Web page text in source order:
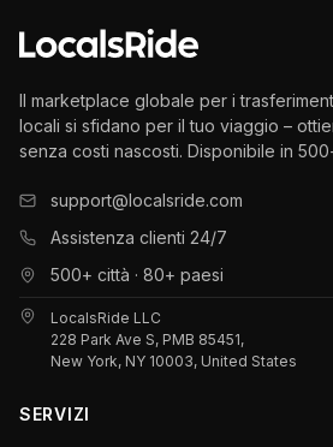
Il marketplace globale per i
locali si sfidano per il tuo viaggio –
senza costi nascosti. Disponibile in
support@localsride.com
Assistenza clienti 24/7
500+ città · 80+ paesi
LocalsRide LLC
228 Park Ave S, PMB 85451,
New York, NY 10003, United States
SERVIZI